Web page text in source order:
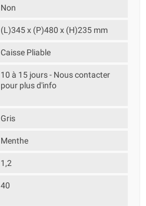
Non
(L)345 x (P)480 x (H)235 mm
Caisse Pliable
10 à 15 jours - Nous contacter
pour plus d'info
Gris
Menthe
1,2
40